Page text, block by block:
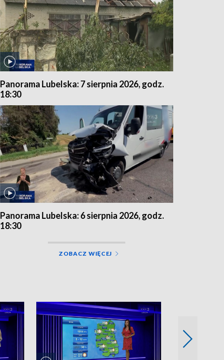
Panorama Lubelska: 7 sierpnia 2026, godz.
18:30
Panorama Lubelska: 6 sierpnia 2026, godz.
18:30
ZOBACZ WIĘCEJ